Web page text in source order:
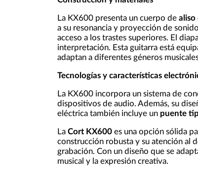
La KX600 presenta un cuerpo de aliso
a su resonancia y proyección de
acceso a los trastes superiores. El
interpretación. Esta guitarra está
adaptan a diferentes géneros
Tecnologías y características
La KX600 incorpora un sistema de
dispositivos de audio. Además, su
eléctrica también incluye un puente
La Cort KX600es una opción sólida
construcción robusta y su atención al
grabación. Con un diseño que se
musical y la expresión creativa.